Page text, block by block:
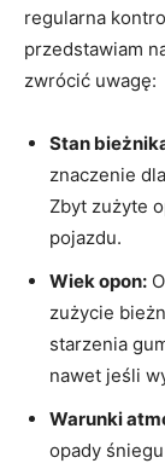
regularna
przedstawiam
zwrócić uwagę:
Stan
znaczenie
⁣Zbyt ‌zużyte
pojazdu.
Wiek opon:
zużycie
starzenia
nawet jeśli
Warunki
opady